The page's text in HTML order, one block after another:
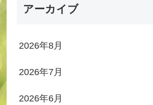
アーカイブ
2026年8月
2026年7月
2026年6月